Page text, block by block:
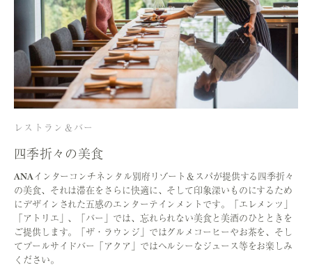
レストラン＆バー
四季折々の美食
ANAインターコンチネンタル別府リゾート＆スパが提供する四季折々
の美食、それは滞在をさらに快適に、そして印象深いものにするため
にデザインされた五感のエンターテインメントです。「エレメンツ」
「アトリエ」、「バー」では、忘れられない美食と美酒のひとときを
ご提供します。「ザ・ラウンジ」ではグルメコーヒーやお茶を、そし
てプールサイドバー「アクア」ではヘルシーなジュース等をお楽しみ
ください。